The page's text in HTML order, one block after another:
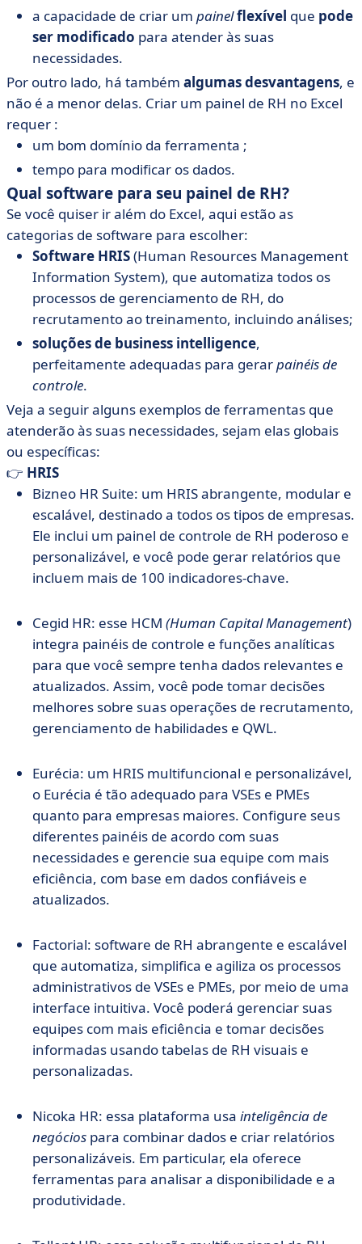
a capacidade de criar um painelflexível que pode
ser modificado para atender às suas
necessidades.
Por outro lado, há também algumas desvantagens, e
não é a menor delas. Criar um painel de RH no Excel
requer :
um bom domínio da ferramenta ;
tempo para modificar os dados.
Qual software para seu painel de RH?
Se você quiser ir além do Excel, aqui estão as
categorias de software para escolher:
Software HRIS(Human Resources Management
Information System), que automatiza todos os
processos de gerenciamento de RH, do
recrutamento ao treinamento, incluindo análises;
soluções de business intelligence,
perfeitamente adequadas para gerarpainéis de
controle.
Veja a seguir alguns exemplos de ferramentas que
atenderão às suas necessidades, sejam elas globais
ou específicas:
👉 HRIS
Bizneo HR Suite: um HRIS abrangente, modular e
escalável, destinado a todos os tipos de empresas.
Ele inclui um painel de controle de RH poderoso e
personalizável, e você pode gerar relatórios que
incluem mais de 100 indicadores-chave.
Cegid HR: esse HCM (Human Capital Management)
integra painéis de controle e funções analíticas
para que você sempre tenha dados relevantes e
atualizados. Assim, você pode tomar decisões
melhores sobre suas operações de recrutamento,
gerenciamento de habilidades e QWL.
Eurécia: um HRIS multifuncional e personalizável,
o Eurécia é tão adequado para VSEs e PMEs
quanto para empresas maiores. Configure seus
diferentes painéis de acordo com suas
necessidades e gerencie sua equipe com mais
eficiência, com base em dados confiáveis e
atualizados.
Factorial: software de RH abrangente e escalável
que automatiza, simplifica e agiliza os processos
administrativos de VSEs e PMEs, por meio de uma
interface intuitiva. Você poderá gerenciar suas
equipes com mais eficiência e tomar decisões
informadas usando tabelas de RH visuais e
personalizadas.
Nicoka HR: essa plataforma usa inteligência de
negócios para combinar dados e criar relatórios
personalizáveis. Em particular, ela oferece
ferramentas para analisar a disponibilidade e a
produtividade.